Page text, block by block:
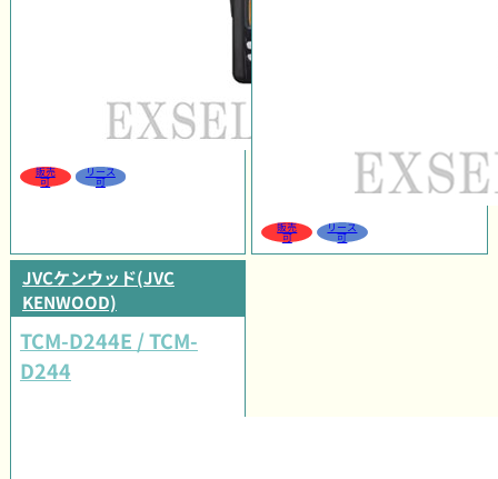
販売
可
リース
可
販売
可
リース
可
JVCケンウッド(JVC
KENWOOD)
TCM-D244E / TCM-
D244